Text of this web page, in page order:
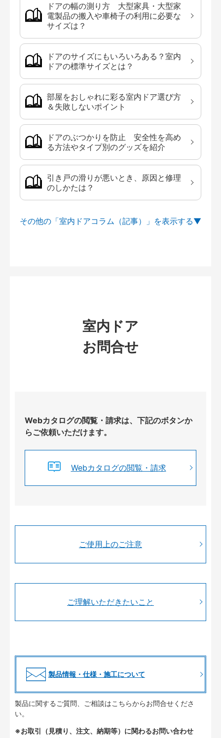
ドアの幅の測り方 大型家具・大型家
電製品の搬入や車椅子の利用に必要な
サイズは？
ドアのサイズにもいろいろある？室内
ドアの標準サイズとは？
部屋をおしゃれに彩る室内ドア選び方
＆失敗しないポイント
ドアのぶつかりを防止 安全性を高め
る方法やタイプ別のグッズを紹介
引き戸の滑りが悪いとき、原因と修理
のしかたは？
その他の「室内ドアコラム（記事）」を
室内ドア
お問合せ
Webカタログの閲覧・請求は、下記のボタンか
らご依頼いただけます。
Webカタログの閲覧・請求
ご使用上のご注意
ご理解いただきたいこと
製品情報・仕様・施工について
製品に関するご質問、ご相談はこちらからお問合せくださ
い。
※お取引（見積り、注文、納期等）に関わるお問い合わせ